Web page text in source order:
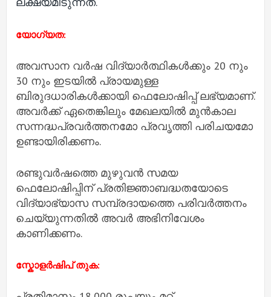
യോഗ്യത:
അവസാന വർഷ വിദ്യാർത്ഥികൾക്കും 20 നും
30 നും ഇടയിൽ പ്രായമുള്ള
ബിരുദധാരികൾക്കായി ഫെലോഷിപ്പ് ലഭ്യമാണ്.
അവർക്ക് ഏതെങ്കിലും മേഖലയിൽ മുൻകാല
സന്നദ്ധപ്രവർത്തനമോ പ്രവൃത്തി പരിചയമോ
ഉണ്ടായിരിക്കണം.
രണ്ടുവർഷത്തെ മുഴുവൻ സമയ
ഫെലോഷിപ്പിന് പ്രതിജ്ഞാബദ്ധതയോടെ
വിദ്യാഭ്യാസ സമ്പ്രദായത്തെ പരിവർത്തനം
ചെയ്യുന്നതിൽ അവർ അഭിനിവേശം
കാണിക്കണം.
സ്കോളർഷിപ് തുക: